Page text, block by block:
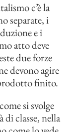
c’è la
separate, i
e i
atto deve
due forze
devono agire
finito.
si svolge
di classe, nella